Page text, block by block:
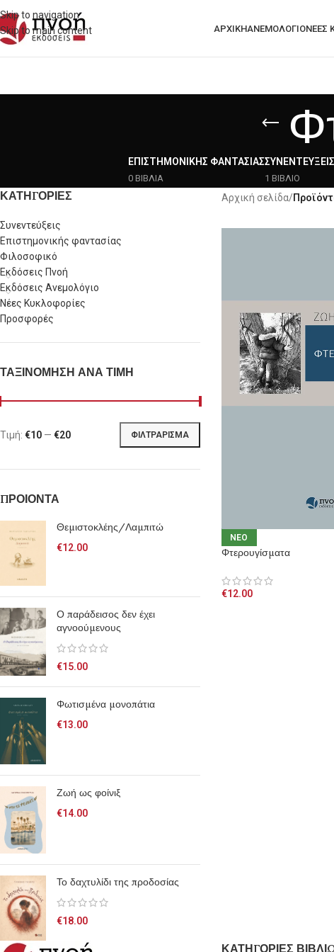
Skip to navigation
Skip to main content
ΑΡΧΙΚΗΑΝΕΜΟΛΟΓΙΟΝΈΕΣ
ΕΠΙΣΤΗΜΟΝΙΚΉΣ ΦΑΝΤΑΣΊΑΣ
0 ΒΙΒΛΙΑ
ΣΥΝΕΝΤΕΎΞΕΙΣ
1 ΒΙΒΛΙΟ
ΚΑΤΗΓΟΡΙΕΣ
Συνεντεύξεις
Επιστημονικής φαντασίας
Φιλοσοφικό
Εκδόσεις Πνοή
Εκδόσεις Ανεμολόγιο
Νέες Κυκλοφορίες
Προσφορές
ΤΑΞΙΝΟΜΗΣΗ ΑΝΑ ΤΙΜΗ
ΦΙΛΤΡΆΡΙΣΜΑ
Τιμή: €10 — €20
ΠΡΟΙΟΝΤΑ
Θεμιστοκλέης/Λαμπιτώ
€12.00
Ο παράδεισος δεν έχει
αγνοούμενους
€15.00
Φωτισμένα μονοπάτια
€13.00
Ζωή ως φοίνιξ
€14.00
Το δαχτυλίδι της προδοσίας
€18.00
Αρχική σελίδα/
NEO
Φτερουγίσματα
€12.00
ΚΑΤΗΓΟΡΙΕΣ